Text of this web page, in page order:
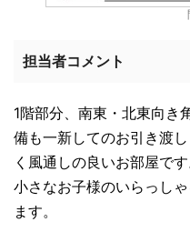
担当者コメント
1階部分、南東・北東向き
備も一新してのお引き渡
く風通しの良いお部屋で
小さなお子様のいらっし
ます。